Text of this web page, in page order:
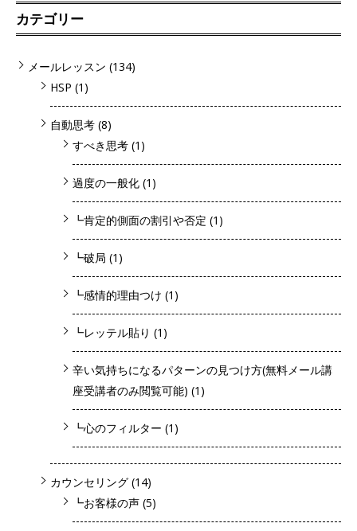
カテゴリー
メールレッスン (134)
HSP (1)
自動思考 (8)
すべき思考 (1)
過度の一般化 (1)
┗肯定的側面の割引や否定 (1)
┗破局 (1)
┗感情的理由つけ (1)
┗レッテル貼り (1)
辛い気持ちになるパターンの見つけ方(無料メール講
座受講者のみ閲覧可能) (1)
┗心のフィルター (1)
カウンセリング (14)
┗お客様の声 (5)